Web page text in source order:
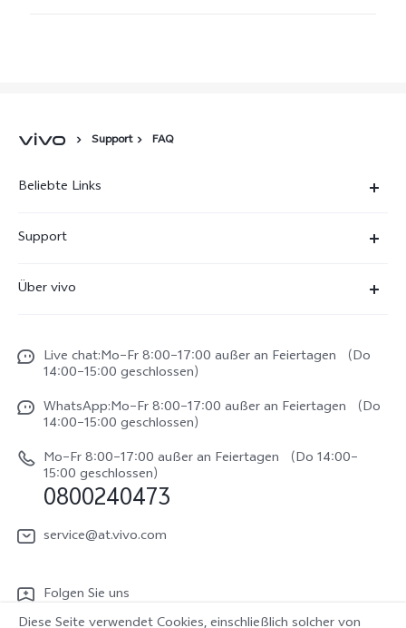
Support FAQ
Beliebte Links
X300
V70
V70 FE
Y31e 5G
vivo Buds Air3
Support
Funtouch OS
IMEI-Authentifizierung
System Verbesserung
Reparaturerfassung
Benutzerhandbuch
Log aktualisieren
LUTs für Log-Wiederherstellung
Über vivo
Impressum
Rechtliche Hinweise
vivo Datenschutzcenter
Live chat:Mo–Fr 8:00–17:00 außer an Feiertagen （Do
14:00–15:00 geschlossen）
WhatsApp:Mo–Fr 8:00–17:00 außer an Feiertagen （Do
14:00–15:00 geschlossen）
Mo–Fr 8:00–17:00 außer an Feiertagen （Do 14:00–
15:00 geschlossen）
0800240473
service@at.vivo.com
Folgen Sie uns